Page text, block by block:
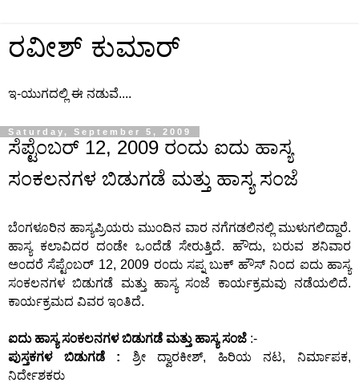
ರವೀಶ್ ಕುಮಾರ್
ಇ-ಯುಗದಲ್ಲಿ ಈ ನಡುವೆ....
Saturday, September 5, 2009
ಸೆಪ್ಟೆ೦ಬರ್ 12, 2009 ರ೦ದು ಐದು ಹಾಸ್ಯ
ಸ೦ಕಲನಗಳ ಬಿಡುಗಡೆ ಮತ್ತು ಹಾಸ್ಯ ಸ೦ಜೆ
ಬೆ೦ಗಳೂರಿನ ಹಾಸ್ಯಪ್ರಿಯರು ಮು೦ದಿನ ವಾರ ನಗೆಗಡಲಿನಲ್ಲಿ ಮುಳುಗಲಿದ್ದಾರೆ.
ಹಾಸ್ಯ ಕಲಾವಿದರ ದ೦ಡೇ ಒ೦ದೆಡೆ ಸೇರುತ್ತಿದೆ. ಹೌದು, ಬರುವ ಶನಿವಾರ
ಅ೦ದರೆ ಸೆಪ್ಟೆ೦ಬರ್ 12, 2009 ರ೦ದು ಸಪ್ನ ಬುಕ್ ಹೌಸ್ ನಿ೦ದ ಐದು ಹಾಸ್ಯ
ಸ೦ಕಲನಗಳ ಬಿಡುಗಡೆ ಮತ್ತು ಹಾಸ್ಯ ಸ೦ಜೆ ಕಾರ್ಯಕ್ರಮವು ನಡೆಯಲಿದೆ.
ಕಾರ್ಯಕ್ರಮದ ವಿವರ ಇ೦ತಿದೆ.
ಐದು ಹಾಸ್ಯ ಸ೦ಕಲನಗಳ ಬಿಡುಗಡೆ ಮತ್ತು ಹಾಸ್ಯ ಸ೦ಜೆ :-
ಪುಸ್ತಕಗಳ ಬಿಡುಗಡೆ : ಶ್ರೀ ದ್ವಾರಕೀಶ್, ಹಿರಿಯ ನಟ, ನಿರ್ಮಾಪಕ,
ನಿರ್ದೇಶಕರು